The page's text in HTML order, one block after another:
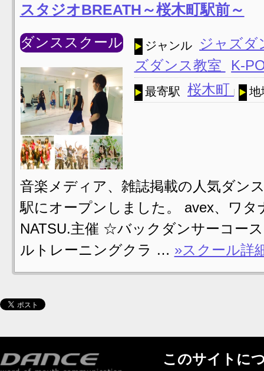
スタジオBREATH～桜木町駅前～
ダンススクール ジャンル
ジャズ
ズダンス教室
K-
最寄駅 桜木町 地
音楽メディア、雑誌掲載の人気ダン
駅にオープンしました。 avex、ワ
NATSU.主催 ☆バックダンサーコー
ルトレーニングクラ … »スクール詳
このサイトに